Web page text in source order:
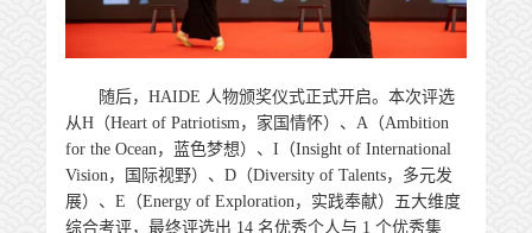
随后，HAIDE 人物颁奖仪式正式开启。本次评选
从H（Heart of Patriotism，家国情怀）、A（Ambition
for the Ocean，蓝色梦想）、I（Insight of International
Vision，国际视野）、D（Diversity of Talents，多元发
展）、E（Energy of Exploration，实践奉献）五大维度
综合考评，最终评选出 14 名优秀个人与 1 个优秀集